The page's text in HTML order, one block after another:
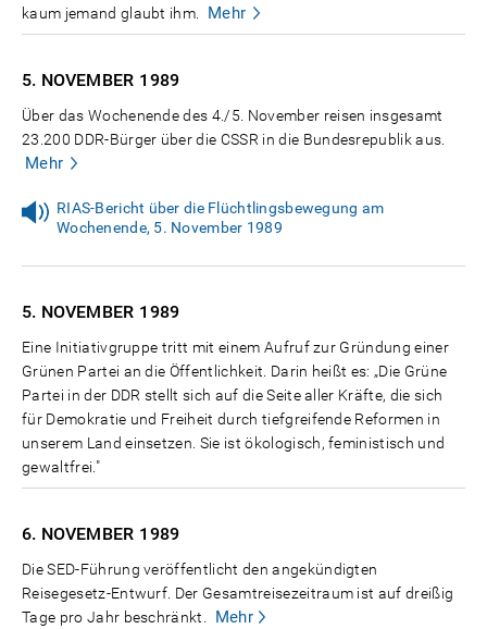
kaum jemand glaubt ihm.
Mehr
5. NOVEMBER 1989
Über das Wochenende des 4./5. November reisen insgesamt
23.200 DDR-Bürger über die CSSR in die Bundesrepublik aus.
Mehr
RIAS-Bericht über die Flüchtlingsbewegung am
Wochenende, 5. November 1989
5. NOVEMBER 1989
Eine Initiativgruppe tritt mit einem Aufruf zur Gründung einer
Grünen Partei an die Öffentlichkeit. Darin heißt es: „Die Grüne
Partei in der DDR stellt sich auf die Seite aller Kräfte, die sich
für Demokratie und Freiheit durch tiefgreifende Reformen in
unserem Land einsetzen. Sie ist ökologisch, feministisch und
gewaltfrei."
6. NOVEMBER 1989
Die SED-Führung veröffentlicht den angekündigten
Reisegesetz-Entwurf. Der Gesamtreisezeitraum ist auf dreißig
Tage pro Jahr beschränkt.
Mehr